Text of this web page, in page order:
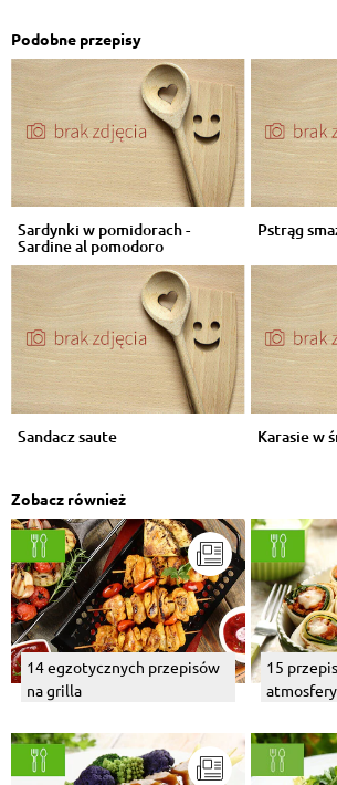
Podobne przepisy
Sardynki w pomidorach -
Sardine al pomodoro
Pstrąg
Sandacz saute Karasie w
Zobacz również
14 egzotycznych przepisów
na grilla
15